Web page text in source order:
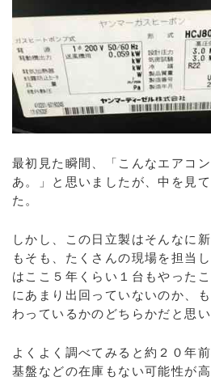
最初見た瞬間、「こんなエアコ
あ。」と思いましたが、中を見
た。
しかし、この日立製はそんなに
もそも、たくさんの現場を担当
はここ５年くらい１台もやった
にあまり出回っていないのか、
わっているかのどちらかだと思い
よくよく調べてみると約２０年
基盤などの在庫もない可能性が高